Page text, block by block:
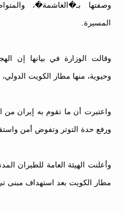
وصفتها بـ�الغاشمة�،
المسيرة.
وقالت الوزارة في بيانها إن
وحيوية، منها مطار الكويت
واعتبرت أن ما تقوم به إيران من
ورفع حدة التوتر وتفوض أمن
وأعلنت الهيئة العامة للطيران
مطار الكويت بعد استهداف مبنى تي 1 بطائرات مسيرة وصواريخ